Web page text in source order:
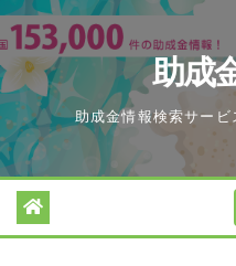
Skip
to
content
助成
助成金情報検索サー